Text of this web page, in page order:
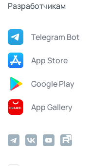
Разработчикам
Telegram Bot
App Store
Google Play
App Gallery